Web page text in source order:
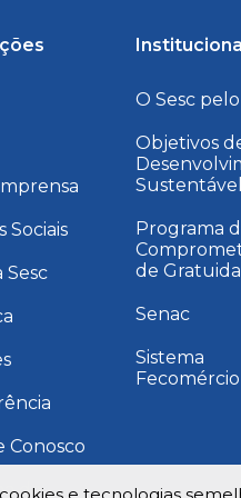
Sociais
Sesc
Conosco
de
O Sesc pelo
Objetivos
Sustentável
Programa
de
Senac
Sistema
Fecomércio